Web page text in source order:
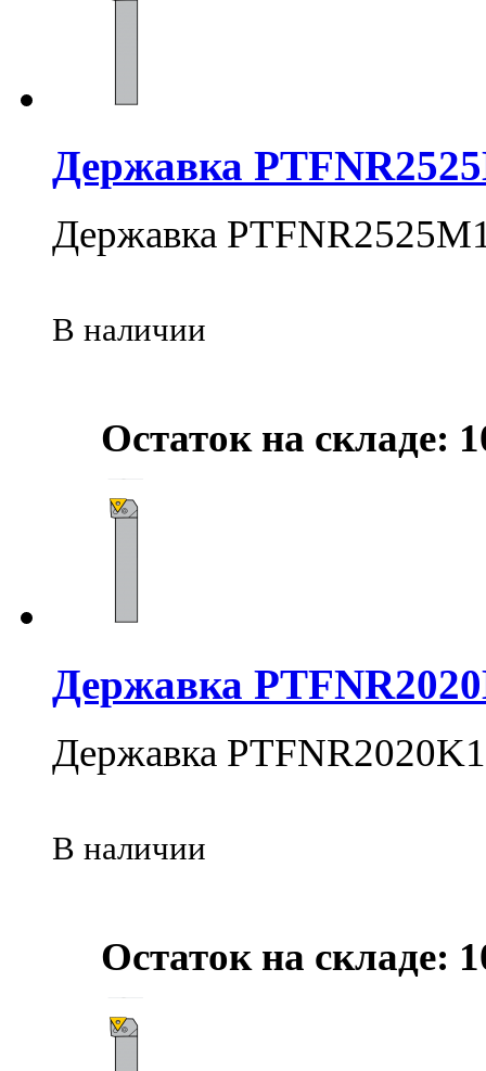
Державка
Державка
В наличии
Остаток на складе:
Державка
Державка
В наличии
Остаток на складе: